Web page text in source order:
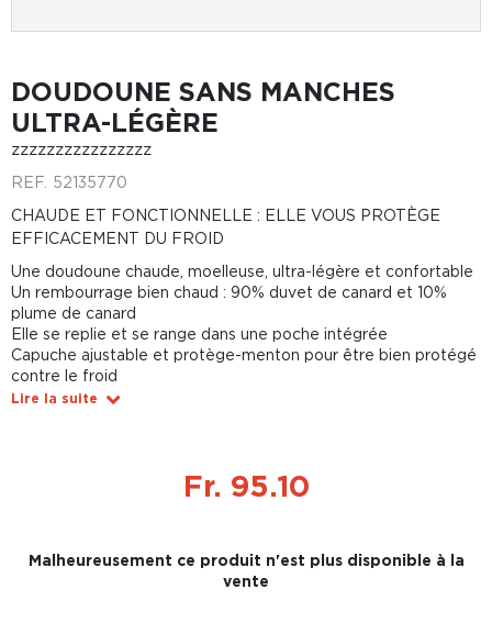
DOUDOUNE SANS MANCHES
ULTRA-LÉGÈRE
zzzzzzzzzzzzzzzz
REF. 52135770
CHAUDE ET FONCTIONNELLE : ELLE VOUS PROTÈGE
EFFICACEMENT DU FROID
Une doudoune chaude, moelleuse, ultra-légère et confortable
Un rembourrage bien chaud : 90% duvet de canard et 10%
plume de canard
Elle se replie et se range dans une poche intégrée
Capuche ajustable et protège-menton pour être bien protégé
contre le froid
Lire la suite
Fr. 95.10
Malheureusement ce produit n'est plus disponible à la
vente